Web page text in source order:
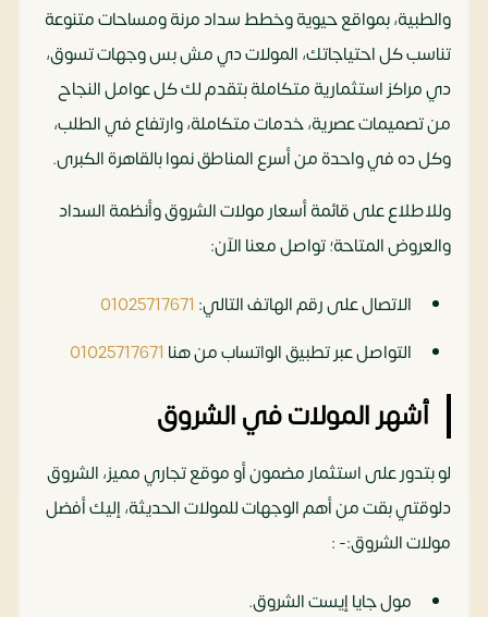
والطبية، بمواقع حيوية وخطط سداد مرنة ومساحات متنوعة
تناسب كل احتياجاتك، المولات دي مش بس وجهات تسوق،
دي مراكز استثمارية متكاملة بتقدم لك كل عوامل النجاح
من تصميمات عصرية، خدمات متكاملة، وارتفاع في الطلب،
وكل ده في واحدة من أسرع المناطق نموا بالقاهرة الكبرى.
وللاطلاع على قائمة أسعار مولات الشروق وأنظمة السداد
والعروض المتاحة؛ تواصل معنا الآن:
الاتصال على رقم الهاتف التالي: 01025717671
التواصل عبر تطبيق الواتساب من هنا 01025717671
أشهر المولات في الشروق
لو بتدور على استثمار مضمون أو موقع تجاري مميز، الشروق
دلوقتي بقت من أهم الوجهات للمولات الحديثة، إليك أفضل
مولات الشروق:- :
مول جايا إيست الشروق.